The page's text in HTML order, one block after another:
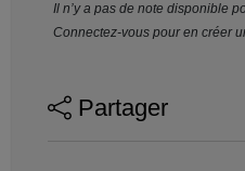
Il n’y a pas de note disponible
Connectez-vous pour en créer
Partager